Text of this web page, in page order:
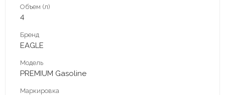
Объем (л)
4
Бренд
EAGLE
Модель
PREMIUM Gasoline
Маркировка